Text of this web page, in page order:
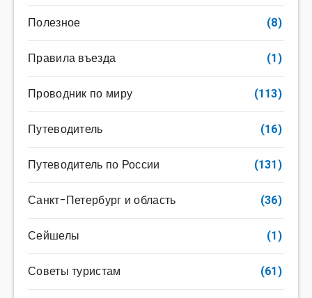
Полезное (8)
Правила въезда (1)
Проводник по миру (113)
Путеводитель (16)
Путеводитель по России (131)
Санкт-Петербург и область (36)
Сейшелы (1)
Советы туристам (61)